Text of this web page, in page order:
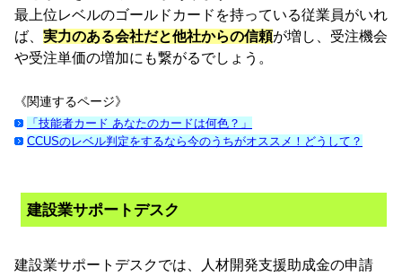
最上位レベルのゴールドカードを持っている従業員がいれ
ば、 実力のある会社だと他社からの信頼が増し、受注機会
や受注単価の増加にも繋がるでしょう。
《関連するページ》
「技能者カード あなたのカードは何色？」
CCUSのレベル判定をするなら今のうちがオススメ！どうして？
建設業サポートデスク
建設業サポートデスクでは、人材開発支援助成金の申請